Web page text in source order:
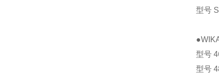
型号
型号
型号